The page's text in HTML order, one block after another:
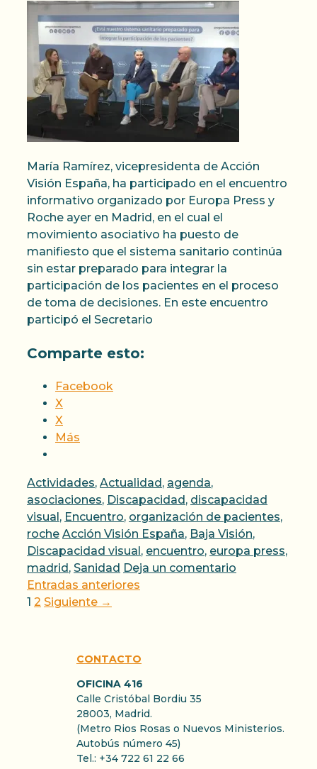
María Ramírez, vicepresidenta de Acción
Visión España, ha participado en el encuentro
informativo organizado por Europa Press y
Roche ayer en Madrid, en el cual el
movimiento asociativo ha puesto de
manifiesto que el sistema sanitario continúa
sin estar preparado para integrar la
participación de los pacientes en el proceso
de toma de decisiones. En este encuentro
participó el Secretario
Comparte esto:
Facebook
X
X
Más
Categorías
Actividades, Actualidad , agenda,
asociaciones, Discapacidad , discapacidad
visual , Encuentro, organización de pacientes,
roche Etiquetas
Acción Visión España, Baja Visión,
Discapacidad visual , encuentro, europa press,
madrid , Sanidad Deja un comentario
Entradas anteriores
Página
1 Página
2 Siguiente →
CONTACTO
OFICINA 416
Calle Cristóbal Bordiu 35
28003, Madrid.
(Metro Rios Rosas o Nuevos Ministerios.
Autobús número 45)
Tel.: +34 722 61 22 66